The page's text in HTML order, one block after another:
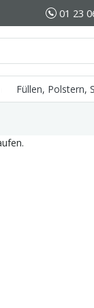
01 23
Füllen, Polstern,